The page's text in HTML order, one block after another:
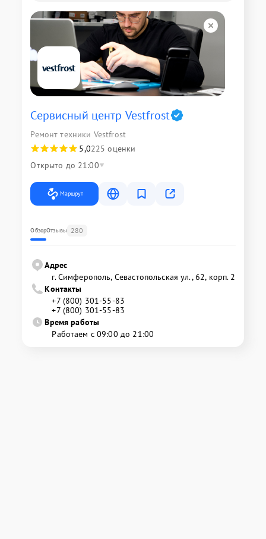
Сервисный центр Vestfrost
Ремонт техники Vestfrost
5,0225 оценки
Открыто до 21:00
Маршрут
ОбзорОтзывы 280
Адрес
г. Симферополь, Севастопольская ул., 62, корп. 2
Контакты
+7 (800) 301-55-83
+7 (800) 301-55-83
Время работы
Работаем с 09:00 до 21:00